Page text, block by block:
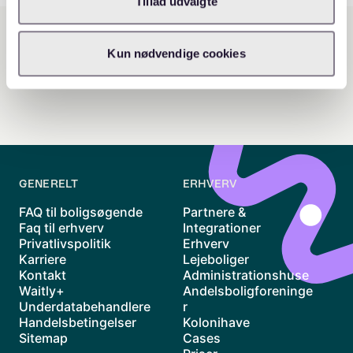
Kun nødvendige cookies
GENERELT
FAQ til boligsøgende
Faq til erhverv
Privatlivspolitik
Karriere
Kontakt
Waitly+
Underdatabehandlere
Handelsbetingelser
Sitemap
ERHVERV
Partnere &
Integrationer
Erhverv
Lejeboliger
Administrationshuse
Andelsboligforeninge
r
Kolonihave
Cases